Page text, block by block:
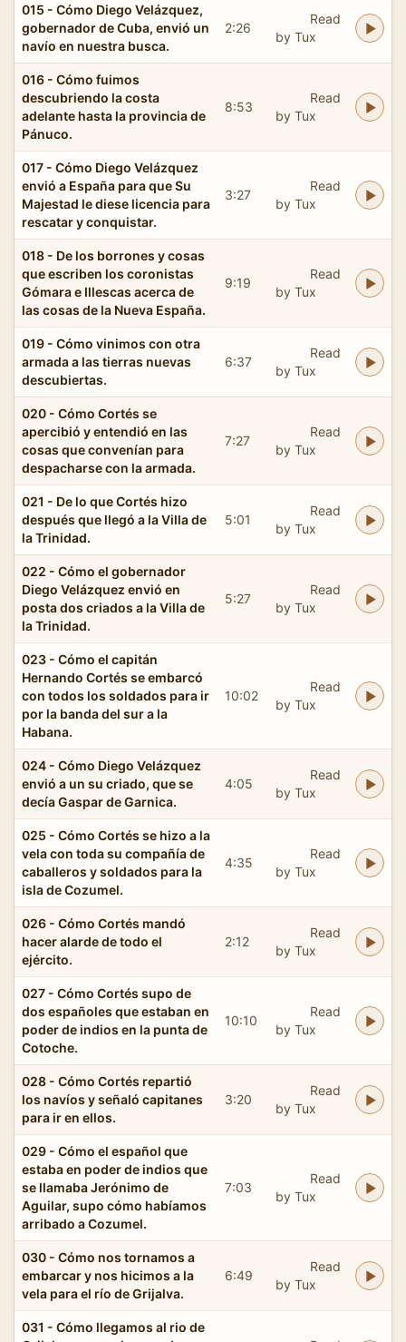
015 - Cómo Diego Velázquez,
gobernador de Cuba, envió un
navío en nuestra busca.
2:26
Read
by Tux
016 - Cómo fuimos
descubriendo la costa
adelante hasta la provincia de
Pánuco.
8:53
Read
by Tux
017 - Cómo Diego Velázquez
envió a España para que Su
Majestad le diese licencia para
rescatar y conquistar.
3:27
Read
by Tux
018 - De los borrones y cosas
que escriben los coronistas
Gómara e Illescas acerca de
las cosas de la Nueva España.
9:19
Read
by Tux
019 - Cómo vinimos con otra
armada a las tierras nuevas
descubiertas.
6:37
Read
by Tux
020 - Cómo Cortés se
apercibió y entendió en las
cosas que convenían para
despacharse con la armada.
7:27
Read
by Tux
021 - De lo que Cortés hizo
después que llegó a la Villa de
la Trinidad.
5:01
Read
by Tux
022 - Cómo el gobernador
Diego Velázquez envió en
posta dos criados a la Villa de
la Trinidad.
5:27
Read
by Tux
023 - Cómo el capitán
Hernando Cortés se embarcó
con todos los soldados para ir
por la banda del sur a la
Habana.
10:02
Read
by Tux
024 - Cómo Diego Velázquez
envió a un su criado, que se
decía Gaspar de Garnica.
4:05
Read
by Tux
025 - Cómo Cortés se hizo a la
vela con toda su compañía de
caballeros y soldados para la
isla de Cozumel.
4:35
Read
by Tux
026 - Cómo Cortés mandó
hacer alarde de todo el
ejército.
2:12
Read
by Tux
027 - Cómo Cortés supo de
dos españoles que estaban en
poder de indios en la punta de
Cotoche.
10:10
Read
by Tux
028 - Cómo Cortés repartió
los navíos y señaló capitanes
para ir en ellos.
3:20
Read
by Tux
029 - Cómo el español que
estaba en poder de indios que
se llamaba Jerónimo de
Aguilar, supo cómo habíamos
arribado a Cozumel.
7:03
Read
by Tux
030 - Cómo nos tornamos a
embarcar y nos hicimos a la
vela para el río de Grijalva.
6:49
Read
by Tux
031 - Cómo llegamos al rio de